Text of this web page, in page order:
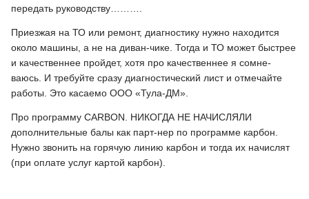
передать руководству……….
Приезжая на ТО или ремонт, диагностику нужно находится
около машины, а не на диван-чике. Тогда и ТО может быстрее
и качественнее пройдет, хотя про качественнее я сомне-
ваюсь. И требуйте сразу диагностический лист и отмечайте
работы. Это касаемо ООО «Тула-ДМ».
Про программу CARBON. НИКОГДА НЕ НАЧИСЛЯЛИ
дополнительные балы как парт-нер по программе карбон.
Нужно звонить на горячую линию карбон и тогда их начислят
(при оплате услуг картой карбон).